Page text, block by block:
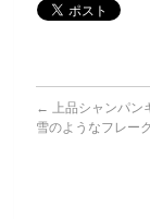
←
上品シャンパン
雪のようなフレー